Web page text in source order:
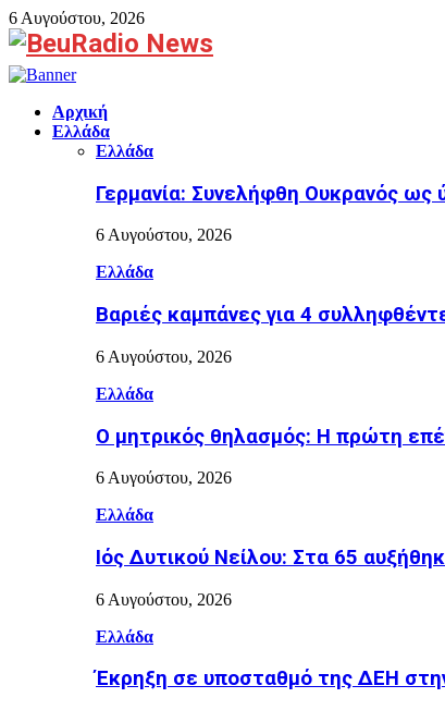
6 Αυγούστου, 2026
Facebook
Αρχική
Ελλάδα
Ελλάδα
Γερμανία: Συνελήφθη Ουκρανός ως
6 Αυγούστου, 2026
Ελλάδα
Βαριές καμπάνες για 4
6 Αυγούστου, 2026
Ελλάδα
Ο μητρικός θηλασμός: Η πρώτη
6 Αυγούστου, 2026
Ελλάδα
Ιός Δυτικού Νείλου: Στα 65
6 Αυγούστου, 2026
Ελλάδα
Έκρηξη σε υποσταθμό της ΔΕΗ